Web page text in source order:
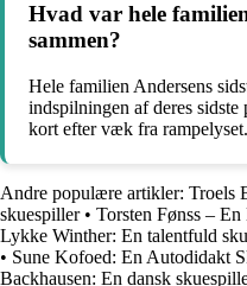
Hvad var hele
sammen?
Hele familien Andersens
indspilningen af deres
kort efter væk fra rampelyset.
Andre populære artikler: Troels
skuespiller• Torsten Fønss –
Lykke Winther: En talentfuld
• Sune Kofoed: En Autodidakt
Backhausen: En dansk